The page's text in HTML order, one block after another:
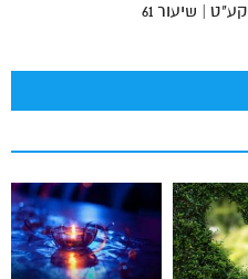
קע"ט | שיעור 61